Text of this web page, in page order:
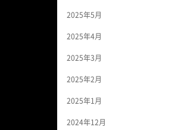
2025年5月
2025年4月
2025年3月
2025年2月
2025年1月
2024年12月